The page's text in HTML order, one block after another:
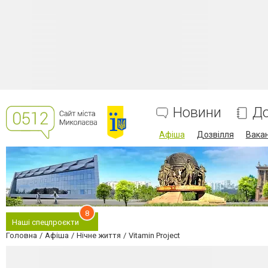
Новини
Афіша Дозвілля
Наші спецпроєкти
8
Головна Афіша Нічне життя Vitamin Project